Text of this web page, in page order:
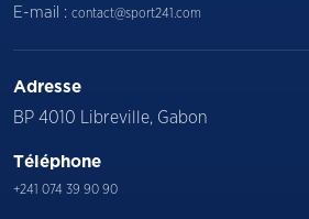
E-mail : contact@sport241.com
Adresse
BP 4010 Libreville, Gabon
Téléphone
+241 074 39 90 90